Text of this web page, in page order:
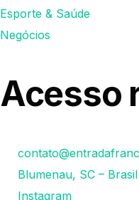
Esporte & Saúde
Negócios
Acesso
Blumenau, SC – Brasil
Instagram